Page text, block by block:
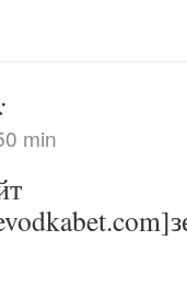
min